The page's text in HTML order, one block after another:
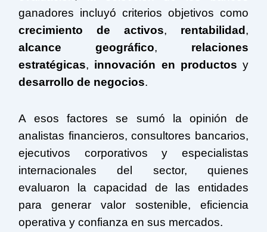
ganadores incluyó criterios objetivos como
crecimiento de activos, rentabilidad ,
alcance geográfico, relaciones
estratégicas, innovación en productos y
desarrollo de negocios.
A esos factores se sumó la opinión de
analistas financieros, consultores bancarios,
ejecutivos corporativos y especialistas
internacionales del sector, quienes
evaluaron la capacidad de las entidades
para generar valor sostenible, eficiencia
operativa y confianza en sus mercados.